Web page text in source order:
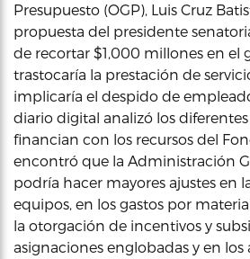
Presupuesto (OGP), Luis Cruz
propuesta del presidente
de recortar $1,000 millones en el
trastocaría la prestación de
implicaría el despido de
diario digital analizó los
financian con los recursos del
encontró que la Administración
podría hacer mayores ajustes en
equipos, en los gastos por
la otorgación de incentivos y
asignaciones englobadas y en los